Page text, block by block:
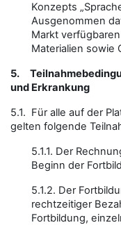
Konzepts
Ausgenommen
Markt
Materialien sowie
5.
und Erkrankung
5.1. Für alle auf der
gelten folgende
5.1.1. Der
Beginn der
5.1.2. Der
rechtzeitiger
Fortbildung,